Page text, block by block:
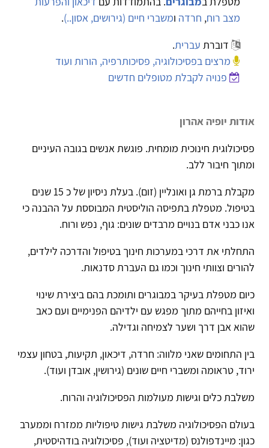
מצב רוח, חרדה ומשברי חיים (גירושים, אסון..).
דוברת עברית.
מרצים בפסיכולוגיה, פסיכותרפיה, הורות ועוד
פנויה לקבלת מטופלים חדשים
אודות יופיה אהרון
פסיכולוגית חינוכית מומחית. פוגשת אנשים בגובה העיניים
ומתוך חיבור ללב.
מקבלת ברמת גן ואונליין (זום). בעלת ניסיון של כ 15 שנים
בטיפול. מטפלת בתפיסה הוליסטית המבוססת על ההבנה כי
אנו כבני אדם בנויים מרבדים שונים: גוף, נפש ורוח.
התחלתי את דרכי במערכות חינוך בטיפול והדרכה לילדים,
להורים וצוותי חינוך וכמו גם העברת סדנאות.
כיום מטפלת בעיקר במבוגרים ותומכת בהם ביצירת שינוי
ואיזון בחייהם מתוך מפגש עם ילדיהם הפנימיים ועם כאב
שהוא אבן דרך ושער לצמיחה וגדילה.
בין התחומים שאני מלווה: חרדה, דיכאון, תקיעות, בטחון עצמי
ירוד, טראומה ומשברי חיים שונים (גירושין, אובדן ועוד).
משלבת כלים וגישות מעולמות הפסיכולוגיה והרוח.
בעולם הפסיכולוגיה משלבת גישות טיפוליות ממזרח וממערב
כגון: מיינדפולנס (מדיטציה ועוד), פסיכולוגיה בודהיסטית,